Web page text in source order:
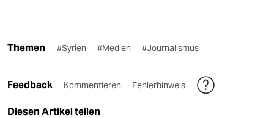
Themen #Syrien #Medien #Journalismus
Feedback Kommentieren Fehlerhinweis
Diesen Artikel teilen